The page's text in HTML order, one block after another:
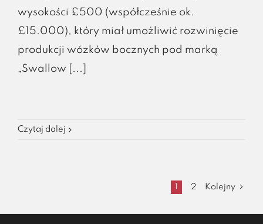
wysokości £500 (współcześnie ok.
£15.000), który miał umożliwić rozwinięcie
produkcji wózków bocznych pod marką
„Swallow [...]
Czytaj dalej
1 2 Kolejny